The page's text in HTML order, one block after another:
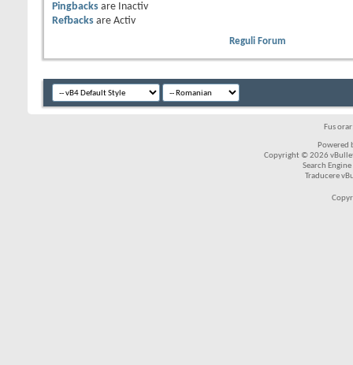
Pingbacks are
Inactiv
Refbacks are Activ
Reguli Forum
Fus
Powered
Copyright © 2026
Search
Traducere